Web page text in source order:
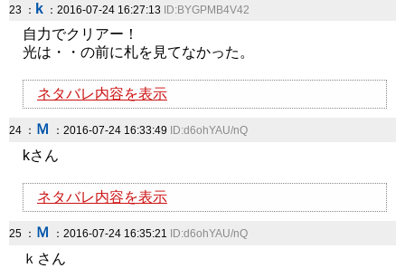
23 ： k ：2016-07-24 16:27:13 ID:BYGPMB4V42
自力でクリアー！
光は・・の前に札を見てなかった。
ネタバレ内容を表示
24 ： Ｍ ：2016-07-24 16:33:49 ID:d6ohYAU/nQ
kさん
ネタバレ内容を表示
25 ： Ｍ ：2016-07-24 16:35:21 ID:d6ohYAU/nQ
ｋさん